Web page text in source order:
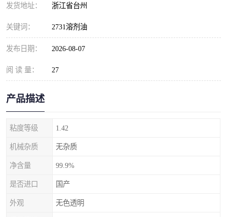
发货地址： 浙江省台州
关键词： 2731溶剂油
发布日期： 2026-08-07
阅 读 量： 27
产品描述
粘度等级 1.42
机械杂质 无杂质
净含量 99.9%
是否进口 国产
外观 无色透明